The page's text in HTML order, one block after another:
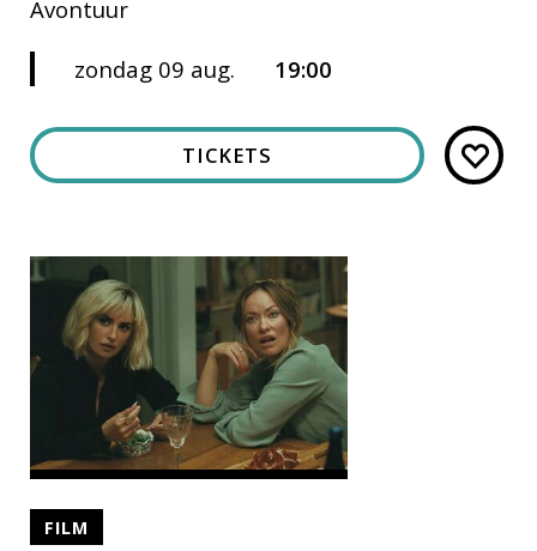
Avontuur
zondag 09 aug. 19:00
TICKETS
FILM